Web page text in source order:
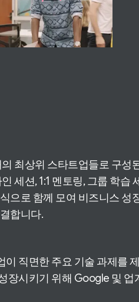
최상위 스타트업들로 구성
세션, 1:1 멘토링, 그룹 학습
으로 함께 모여 비즈니스 성
합니다.
직면한 주요 기술 과제를
장시키기 위해 Google 및 업